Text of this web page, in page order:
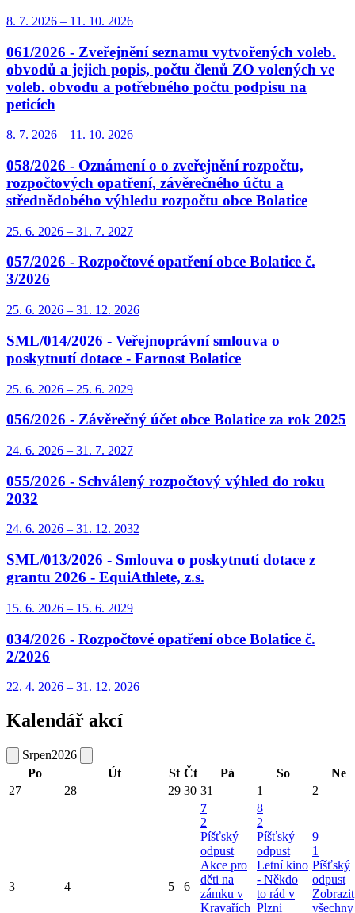
8. 7. 2026 – 11. 10. 2026
061/2026 - Zveřejnění seznamu vytvořených voleb.
obvodů a jejich popis, počtu členů ZO volených ve
voleb. obvodu a potřebného počtu podpisu na
peticích
8. 7. 2026 – 11. 10. 2026
058/2026 - Oznámení o o zveřejnění rozpočtu,
rozpočtových opatření, závěrečného účtu a
střednědobého výhledu rozpočtu obce Bolatice
25. 6. 2026 – 31. 7. 2027
057/2026 - Rozpočtové opatření obce Bolatice č.
3/2026
25. 6. 2026 – 31. 12. 2026
SML/014/2026 - Veřejnoprávní smlouva o
poskytnutí dotace - Farnost Bolatice
25. 6. 2026 – 25. 6. 2029
056/2026 - Závěrečný účet obce Bolatice za rok 2025
24. 6. 2026 – 31. 7. 2027
055/2026 - Schválený rozpočtový výhled do roku
2032
24. 6. 2026 – 31. 12. 2032
SML/013/2026 - Smlouva o poskytnutí dotace z
grantu 2026 - EquiAthlete, z.s.
15. 6. 2026 – 15. 6. 2029
034/2026 - Rozpočtové opatření obce Bolatice č.
2/2026
22. 4. 2026 – 31. 12. 2026
Kalendář akcí
Srpen2026
Po
Út St Čt Pá So
Ne
27
28 29 30 31 1 2
3 4 5 6
7
2
Píšťský
odpust
Akce pro
děti na
zámku v
Kravařích
8
2
Píšťský
odpust
Letní kino
- Někdo
to rád v
Plzni
9
1
Píšťský
odpust
Zobrazit
všechny